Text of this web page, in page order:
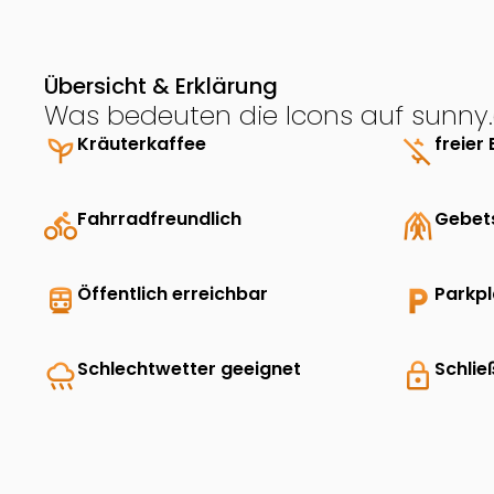
Übersicht & Erklärung
Was bedeuten die Icons auf
psychiatryKräuterkaffee money_off freier
directions_bikeFahrradfreundlich folded_hands
directions_transit Öffentlich erreichbar local_parking
rainySchlechtwetter geeignet lock